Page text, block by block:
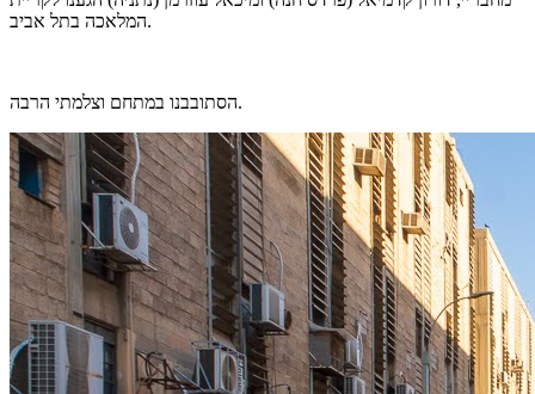
המלאכה בתל אביב.
הסתובבנו במתחם וצלמתי הרבה.